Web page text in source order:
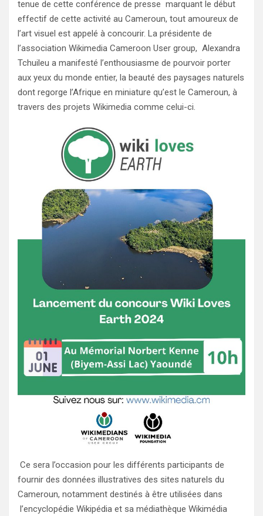
tenue de cette conférence de presse marquant le début
effectif de cette activité au Cameroun, tout amoureux de
l’art visuel est appelé à concourir. La présidente de
l’association Wikimedia Cameroon User group, Alexandra
Tchuileu a manifesté l’enthousiasme de pourvoir porter
aux yeux du monde entier, la beauté des paysages naturels
dont regorge l’Afrique en miniature qu’est le Cameroun, à
travers des projets Wikimedia comme celui-ci.
Ce sera l’occasion pour les différents participants de
fournir des données illustratives des sites naturels du
Cameroun, notamment destinés à être utilisées dans
l’encyclopédie Wikipédia et sa médiathèque Wikimédia